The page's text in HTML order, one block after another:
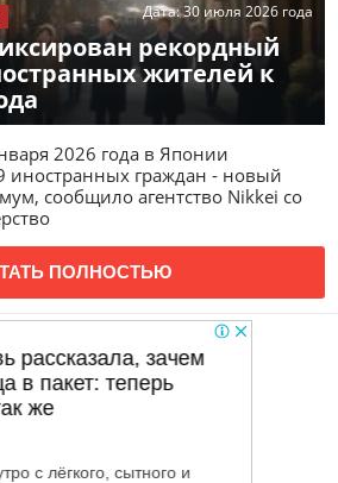
рекордный
жителей к
Дата:30 июля 2026 года
2026 года в Японии
иностранных граждан - новый
сообщило агентство Nikkei со
ПОЛНОСТЬЮ